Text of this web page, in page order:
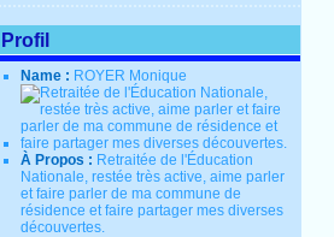
Profil
Name : ROYER Monique
À Propos : Retraitée de l'Éducation
Nationale, restée très active, aime parler
et faire parler de ma commune de
résidence et faire partager mes diverses
découvertes.